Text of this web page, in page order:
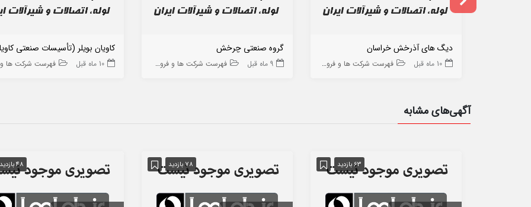
دیگ های آذرخش خراسان
10 ماه قبل فهرست شرکت ها و فروشگاه ها
گروه صنعتی چرخش
9 ماه قبل فهرست شرکت ها و فروشگاه ها 10 ماه قبل فهرست شرکت ها و
آگهی‌های مشابه
63 بازدید 78 بازدید 48 بازدید